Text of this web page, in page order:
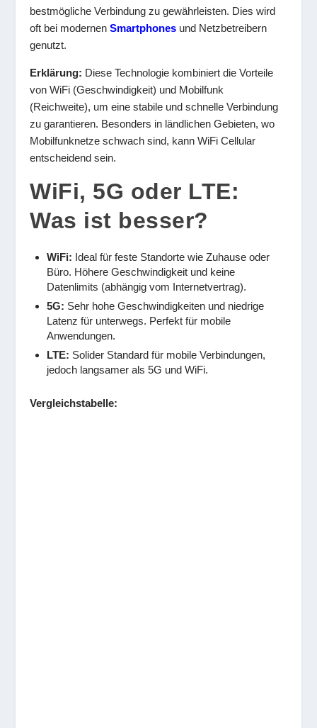
bestmögliche Verbindung zu gewährleisten. Dies wird
oft bei modernenSmartphones und Netzbetreibern
genutzt.
Erklärung: Diese Technologie kombiniert die Vorteile
von WiFi (Geschwindigkeit) und Mobilfunk
(Reichweite), um eine stabile und schnelle Verbindung
zu garantieren. Besonders in ländlichen Gebieten, wo
Mobilfunknetze schwach sind, kann WiFi Cellular
entscheidend sein.
WiFi, 5G oder LTE:
Was ist besser?
WiFi: Ideal für feste Standorte wie Zuhause oder
Büro. Höhere Geschwindigkeit und keine
Datenlimits (abhängig vom Internetvertrag).
5G: Sehr hohe Geschwindigkeiten und niedrige
Latenz für unterwegs. Perfekt für mobile
Anwendungen.
LTE: Solider Standard für mobile Verbindungen,
jedoch langsamer als 5G und WiFi.
Vergleichstabelle: